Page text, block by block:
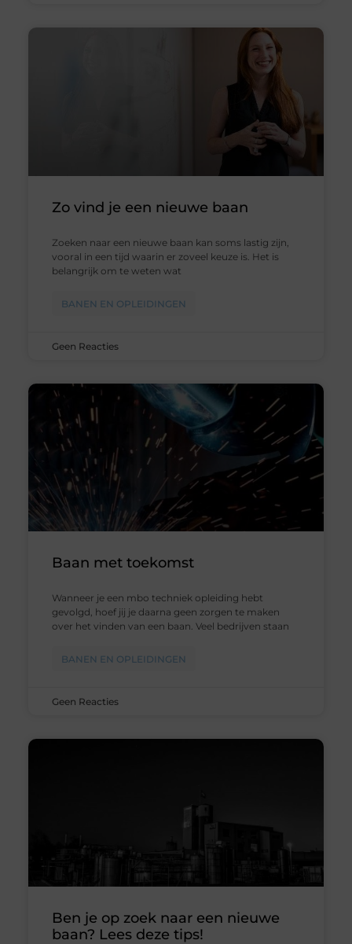
Zo vind je een nieuwe baan
Zoeken naar een nieuwe baan kan soms lastig zijn,
vooral in een tijd waarin er zoveel keuze is. Het is
belangrijk om te weten wat
BANEN EN OPLEIDINGEN
Geen Reacties
Baan met toekomst
Wanneer je een mbo techniek opleiding hebt
gevolgd, hoef jij je daarna geen zorgen te maken
over het vinden van een baan. Veel bedrijven staan
BANEN EN OPLEIDINGEN
Geen Reacties
Ben je op zoek naar een nieuwe
baan? Lees deze tips!